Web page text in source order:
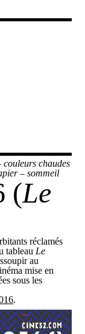
couleurs chaudes
–sommeil
(Le
réclamés
tableau Le
au
mise en
sous les
.